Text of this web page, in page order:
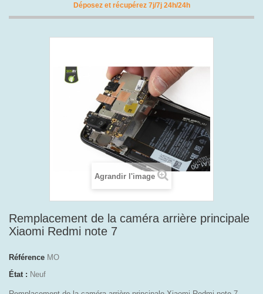
Déposez et récupérez 7j/7j 24h/24h
Agrandir l'image
Remplacement de la caméra arrière principale
Xiaomi Redmi note 7
Référence MO
État : Neuf